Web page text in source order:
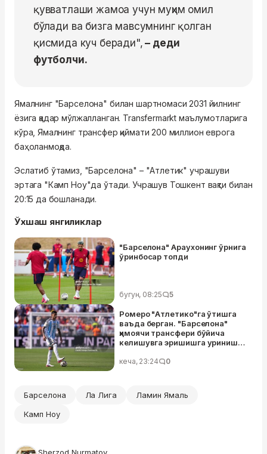
қувватлаши жамоа учун муҳим омил
бўлади ва бизга мавсумнинг қолган
қисмида куч беради", – деди
футболчи.
Ямалнинг "Барселона" билан шартномаси 2031 йилнинг
ёзига қадар мўлжалланган. Transfermarkt маълумотларига
кўра, Ямалнинг трансфер қиймати 200 миллион еврога
баҳоланмоқда.
Эслатиб ўтамиз, "Барселона" – "Атлетик" учрашуви
эртага "Камп Ноу"да ўтади. Учрашув Тошкент вақти билан
20:15 да бошланади.
Ўхшаш янгиликлар
"Барселона" Араухонинг ўрнига
ўринбосар топди
бугун, 08:25 5
Ромеро "Атлетико"га ўтишга
ваъда берган. "Барселона"
ҳимоячи трансфери бўйича
келишувга эришишга уриниши
кеча, 23:24 0
Барселона Ла Лига
Ламин Ямаль
Камп Ноу